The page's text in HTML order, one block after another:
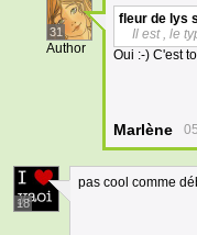
31
Author
fleur de lys
Il est , le
Oui :-) C'est
Marlène
18
pas cool comme